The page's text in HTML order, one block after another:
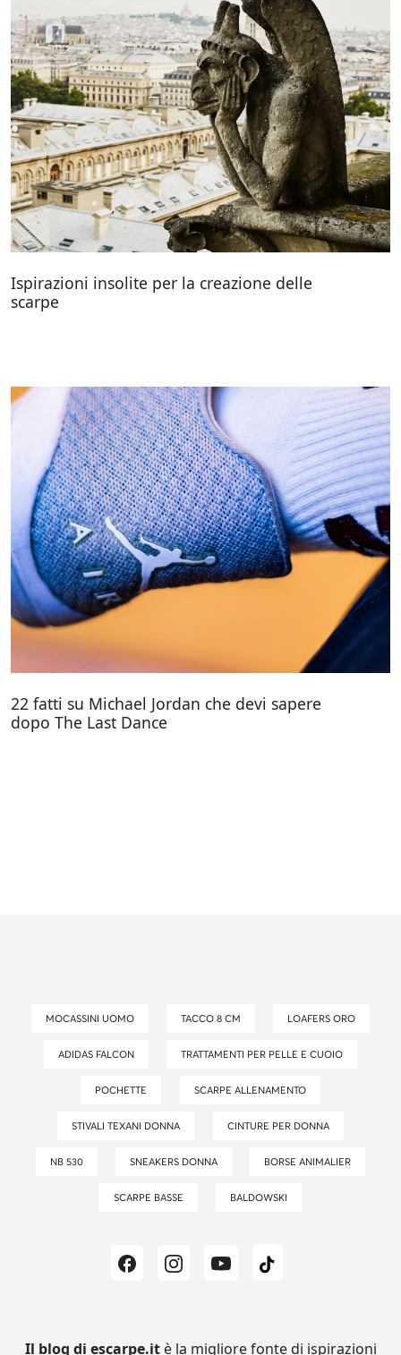
Ispirazioni insolite per la creazione delle
scarpe
22 fatti su Michael Jordan che devi sapere
dopo The Last Dance
MOCASSINI UOMO TACCO 8 CM LOAFERS ORO
ADIDAS FALCON TRATTAMENTI PER PELLE E CUOIO
POCHETTE SCARPE ALLENAMENTO
STIVALI TEXANI DONNA CINTURE PER DONNA
NB 530 SNEAKERS DONNA BORSE ANIMALIER
SCARPE BASSE BALDOWSKI
Il blog di escarpe.it è la migliore fonte di ispirazioni